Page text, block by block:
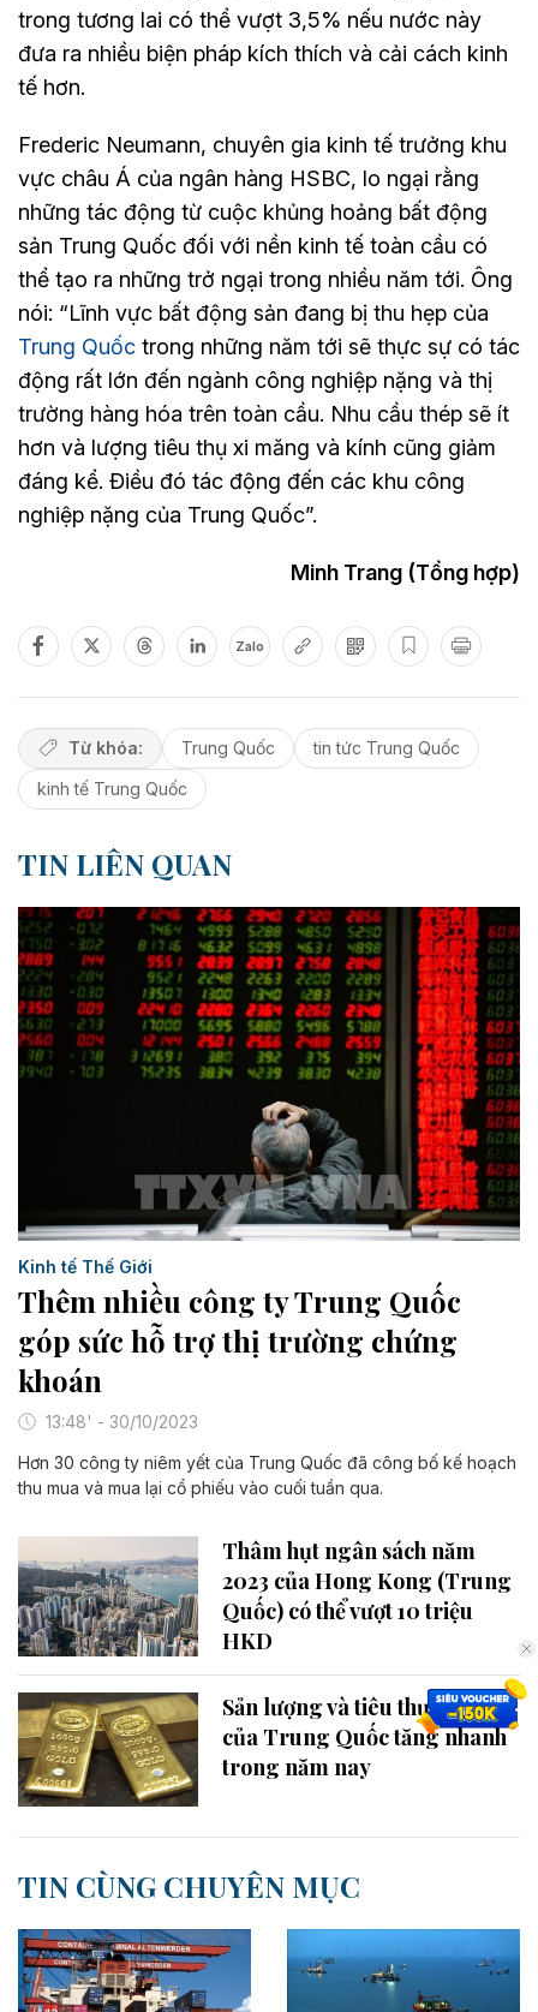
trong tương lai có thể vượt 3,5% nếu nước này
đưa ra nhiều biện pháp kích thích và cải cách kinh
tế hơn.
Frederic Neumann, chuyên gia kinh tế trưởng khu
vực châu Á của ngân hàng HSBC, lo ngại rằng
những tác động từ cuộc khủng hoảng bất động
sản Trung Quốc đối với nền kinh tế toàn cầu có
thể tạo ra những trở ngại trong nhiều năm tới. Ông
nói: “Lĩnh vực bất động sản đang bị thu hẹp của
Trung Quốc trong những năm tới sẽ thực sự có tác
động rất lớn đến ngành công nghiệp nặng và thị
trường hàng hóa trên toàn cầu. Nhu cầu thép sẽ ít
hơn và lượng tiêu thụ xi măng và kính cũng giảm
đáng kể. Điều đó tác động đến các khu công
nghiệp nặng của Trung Quốc”.
Minh Trang (Tổng hợp)
Zalo
Từ khóa: Trung Quốc
tin tức Trung Quốc
kinh tế Trung Quốc
TIN LIÊN QUAN
Kinh tế Thế Giới
Thêm nhiều công ty Trung Quốc
góp sức hỗ trợ thị trường chứng
khoán
13:48' - 30/10/2023
Hơn 30 công ty niêm yết của Trung Quốc đã công bố kế hoạch
thu mua và mua lại cổ phiếu vào cuối tuần qua.
Thâm hụt ngân sách năm
2023 của Hong Kong (Trung
Quốc) có thể vượt 10 triệu
HKD
Sản lượng và tiêu thụ vàng
của Trung Quốc tăng nhanh
trong năm nay
TIN CÙNG CHUYÊN MỤC